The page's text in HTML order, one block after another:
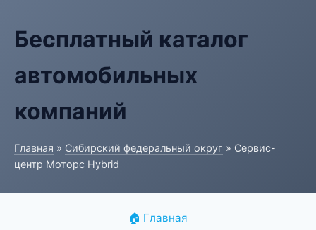
Бесплатный каталог
автомобильных
компаний
Главная » Сибирский федеральный округ » Сервис-
центр Моторс Hybrid
🏠 Главная